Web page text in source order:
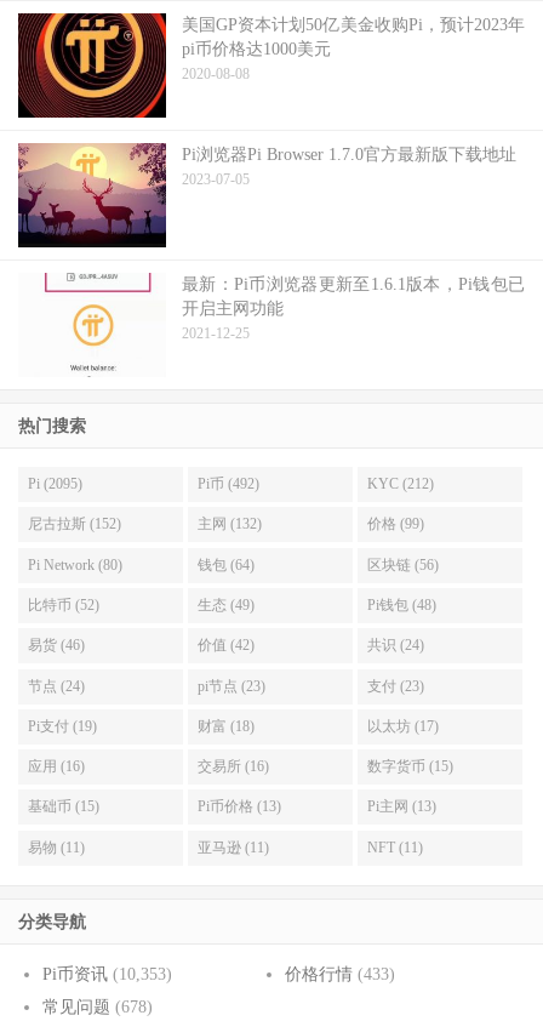
美国GP资本计划50亿美金收购Pi，预计2023年
pi币价格达1000美元
2020-08-08
Pi浏览器Pi Browser 1.7.0官方最新版下载地址
2023-07-05
最新：Pi币浏览器更新至1.6.1版本，Pi钱包已
开启主网功能
2021-12-25
热门搜索
Pi (2095) Pi币 (492) KYC (212)
尼古拉斯 (152) 主网 (132) 价格 (99)
Pi Network (80) 钱包 (64) 区块链 (56)
比特币 (52) 生态 (49) Pi钱包 (48)
易货 (46) 价值 (42) 共识 (24)
节点 (24) pi节点 (23) 支付 (23)
Pi支付 (19) 财富 (18) 以太坊 (17)
应用 (16) 交易所 (16) 数字货币 (15)
基础币 (15) Pi币价格 (13) Pi主网 (13)
易物 (11) 亚马逊 (11) NFT (11)
分类导航
Pi币资讯 (10,353) 价格行情(433)
常见问题 (678)